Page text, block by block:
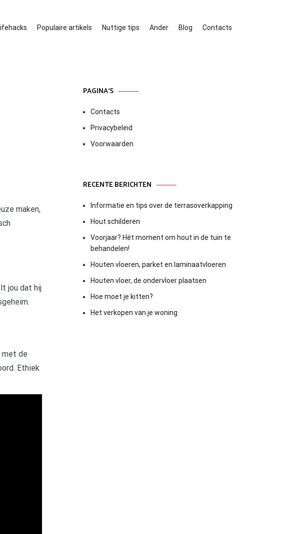
Populaire artikels Nuttige tips Ander Blog Contacts
maken,
jou dat hij
met de
Ethiek
PAGINA’S
Contacts
Privacybeleid
Voorwaarden
RECENTE BERICHTEN
Informatie en tips over de terrasoverkapping
Hout schilderen
Voorjaar? Hét moment om hout in de tuin te
behandelen!
Houten vloeren, parket en laminaatvloeren
Houten vloer, de ondervloer plaatsen
Hoe moet je kitten?
Het verkopen van je woning